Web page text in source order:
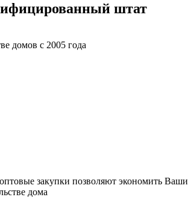
штат
домов с 2005 года
закупки позволяют экономить Ваши
дома